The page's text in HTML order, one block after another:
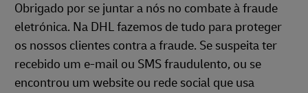
Obrigado por se juntar a nós no combate à fraude
eletrónica. Na DHL fazemos de tudo para proteger
os nossos clientes contra a fraude. Se suspeita ter
recebido um e-mail ou SMS fraudulento, ou se
encontrou um website ou rede social que usa